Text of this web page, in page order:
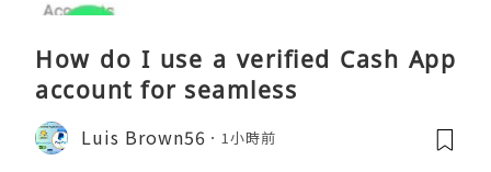
How do I use a verified Cash App
account for seamless
Luis Brown56 1小時前